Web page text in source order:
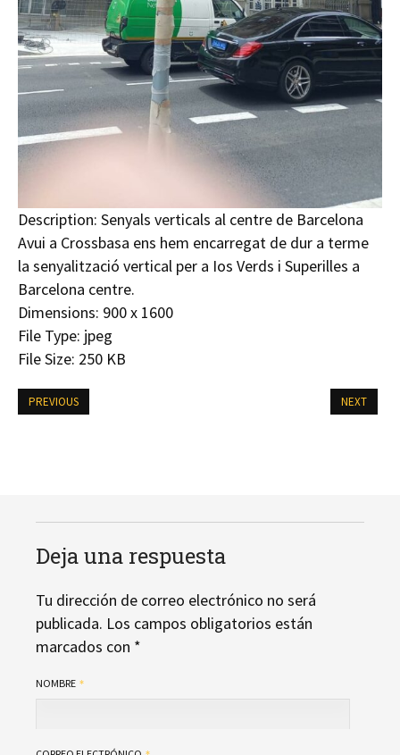
Description: Senyals verticals al centre de Barcelona
Avui a Crossbasa ens hem encarregat de dur a terme
la senyalització vertical per a Ios Verds i Superilles a
Barcelona centre.
Dimensions: 900 x 1600
File Type: jpeg
File Size: 250 KB
PREVIOUS NEXT
Deja una respuesta
Tu dirección de correo electrónico no será
publicada. Los campos obligatorios están
marcados con *
NOMBRE